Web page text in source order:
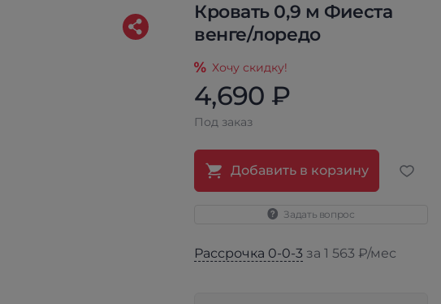
Кровать 0,9 м Фиеста
венге/лоредо
Хочу скидку!
4,690 ₽
Под заказ
Добавить в корзину
Задать вопрос
Рассрочка 0-0-3 за 1 563 ₽/мес